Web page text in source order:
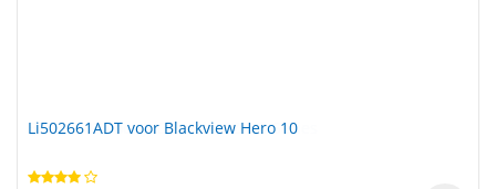
Li502661ADT voor Blackview Hero 10